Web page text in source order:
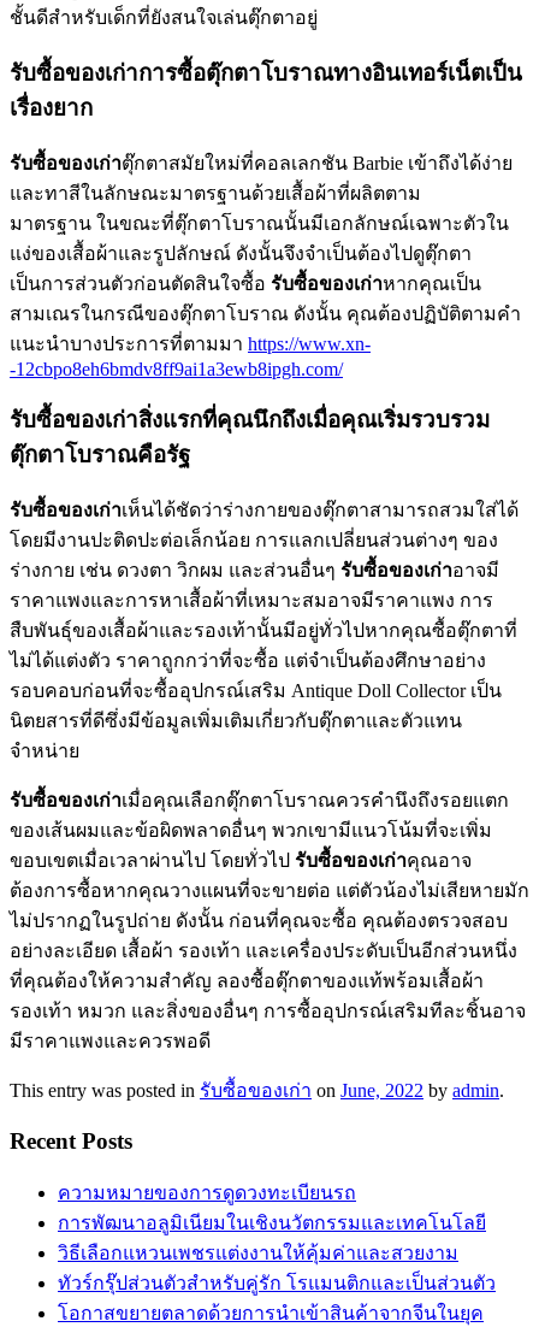
ชั้นดีสำหรับเด็กที่ยังสนใจเล่นตุ๊กตาอยู่
รับซื้อของเก่าการซื้อตุ๊กตาโบราณทางอินเทอร์เน็ตเป็น
เรื่องยาก
รับซื้อของเก่าตุ๊กตาสมัยใหม่ที่คอลเลกชัน Barbie เข้าถึงได้ง่าย
และทาสีในลักษณะมาตรฐานด้วยเสื้อผ้าที่ผลิตตาม
มาตรฐาน ในขณะที่ตุ๊กตาโบราณนั้นมีเอกลักษณ์เฉพาะตัวใน
แง่ของเสื้อผ้าและรูปลักษณ์ ดังนั้นจึงจำเป็นต้องไปดูตุ๊กตา
เป็นการส่วนตัวก่อนตัดสินใจซื้อ รับซื้อของเก่าหากคุณเป็น
สามเณรในกรณีของตุ๊กตาโบราณ ดังนั้น คุณต้องปฏิบัติตามคำ
แนะนำบางประการที่ตามมา https://www.xn-
-12cbpo8eh6bmdv8ff9ai1a3ewb8ipgh.com/
รับซื้อของเก่าสิ่งแรกที่คุณนึกถึงเมื่อคุณเริ่มรวบรวม
ตุ๊กตาโบราณคือรัฐ
รับซื้อของเก่าเห็นได้ชัดว่าร่างกายของตุ๊กตาสามารถสวมใส่ได้
โดยมีงานปะติดปะต่อเล็กน้อย การแลกเปลี่ยนส่วนต่างๆ ของ
ร่างกาย เช่น ดวงตา วิกผม และส่วนอื่นๆ รับซื้อของเก่าอาจมี
ราคาแพงและการหาเสื้อผ้าที่เหมาะสมอาจมีราคาแพง การ
สืบพันธุ์ของเสื้อผ้าและรองเท้านั้นมีอยู่ทั่วไปหากคุณซื้อตุ๊กตาที่
ไม่ได้แต่งตัว ราคาถูกกว่าที่จะซื้อ แต่จำเป็นต้องศึกษาอย่าง
รอบคอบก่อนที่จะซื้ออุปกรณ์เสริม Antique Doll Collector เป็น
นิตยสารที่ดีซึ่งมีข้อมูลเพิ่มเติมเกี่ยวกับตุ๊กตาและตัวแทน
จำหน่าย
รับซื้อของเก่าเมื่อคุณเลือกตุ๊กตาโบราณควรคำนึงถึงรอยแตก
ของเส้นผมและข้อผิดพลาดอื่นๆ พวกเขามีแนวโน้มที่จะเพิ่ม
ขอบเขตเมื่อเวลาผ่านไป โดยทั่วไป รับซื้อของเก่าคุณอาจ
ต้องการซื้อหากคุณวางแผนที่จะขายต่อ แต่ตัวน้องไม่เสียหายมัก
ไม่ปรากฏในรูปถ่าย ดังนั้น ก่อนที่คุณจะซื้อ คุณต้องตรวจสอบ
อย่างละเอียด เสื้อผ้า รองเท้า และเครื่องประดับเป็นอีกส่วนหนึ่ง
ที่คุณต้องให้ความสำคัญ ลองซื้อตุ๊กตาของแท้พร้อมเสื้อผ้า
รองเท้า หมวก และสิ่งของอื่นๆ การซื้ออุปกรณ์เสริมทีละชิ้นอาจ
มีราคาแพงและควรพอดี
This entry was posted in รับซื้อของเก่า on June, 2022 by admin.
Recent Posts
ความหมายของการดูดวงทะเบียนรถ
การพัฒนาอลูมิเนียมในเชิงนวัตกรรมและเทคโนโลยี
วิธีเลือกแหวนเพชรแต่งงานให้คุ้มค่าและสวยงาม
ทัวร์กรุ๊ปส่วนตัวสำหรับคู่รัก โรแมนติกและเป็นส่วนตัว
โอกาสขยายตลาดด้วยการนำเข้าสินค้าจากจีนในยุค